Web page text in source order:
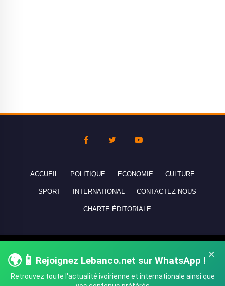
×
🌍📱 Rejoignez Lebanco.net sur WhatsApp !
Retrouvez toute l'actualité ivoirienne et internationale ainsi que
ACCUEIL POLITIQUE ECONOMIE CULTURE
SPORT INTERNATIONAL CONTACTEZ-NOUS
CHARTE ÉDITORIALE
réservés - All rights reserved.